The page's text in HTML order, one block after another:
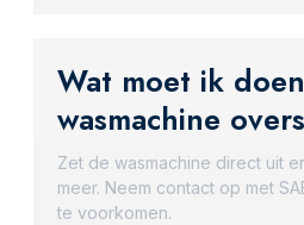
Wat moet ik
wasmachine
Zet de wasmachine direct uit
meer. Neem contact op met
te voorkomen.